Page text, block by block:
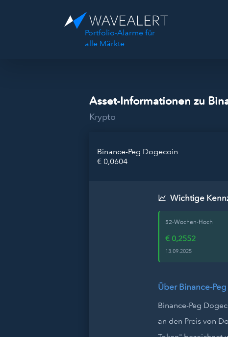
Portfolio-Alarme für
alle Märkte
Asset-Informationen zu
Krypto
Binance-Peg Dogecoin
€ 0,0604
Wichtige
52-Wochen-Hoch
€ 0,2552
13.09.2025
Über Binance-
Binance-Peg
an den Preis von